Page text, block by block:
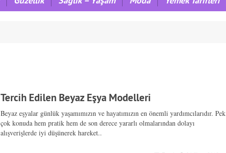
Tercih Edilen Beyaz Eşya Modelleri
Beyaz eşyalar günlük yaşamımızın ve hayatımızın en önemli yardımcılarıdır. Pek
çok konuda hem pratik hem de son derece yararlı olmalarından dolayı
alışverişlerde iyi düşünerek hareket..